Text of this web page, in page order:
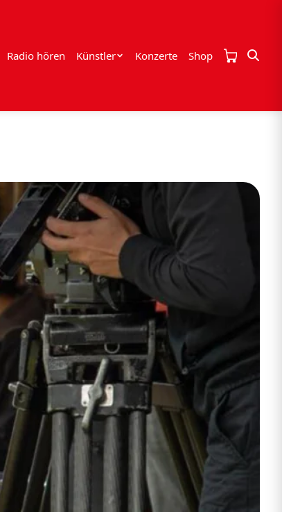
Radio hören Künstler Konzerte Shop